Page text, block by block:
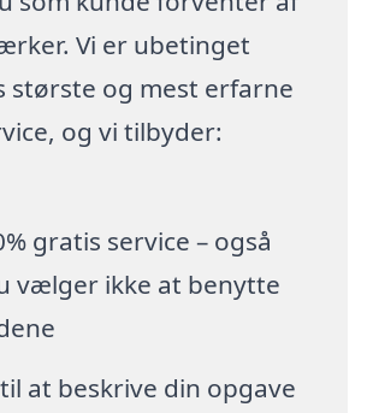
Vi er ubetinget
største og mest erfarne
og vi tilbyder:
gratis service – også
vælger ikke at benytte
at beskrive din opgave